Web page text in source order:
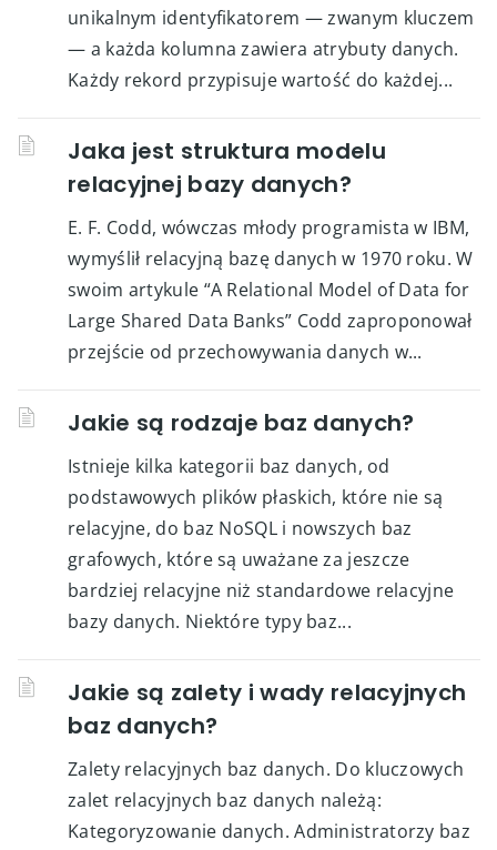
unikalnym identyfikatorem — zwanym kluczem
— a każda kolumna zawiera atrybuty danych.
Każdy rekord przypisuje wartość do każdej...
Jaka jest struktura modelu
relacyjnej bazy danych?
E. F. Codd, wówczas młody programista w IBM,
wymyślił relacyjną bazę danych w 1970 roku. W
swoim artykule “A Relational Model of Data for
Large Shared Data Banks” Codd zaproponował
przejście od przechowywania danych w...
Jakie są rodzaje baz danych?
Istnieje kilka kategorii baz danych, od
podstawowych plików płaskich, które nie są
relacyjne, do baz NoSQL i nowszych baz
grafowych, które są uważane za jeszcze
bardziej relacyjne niż standardowe relacyjne
bazy danych. Niektóre typy baz...
Jakie są zalety i wady relacyjnych
baz danych?
Zalety relacyjnych baz danych. Do kluczowych
zalet relacyjnych baz danych należą:
Kategoryzowanie danych. Administratorzy baz